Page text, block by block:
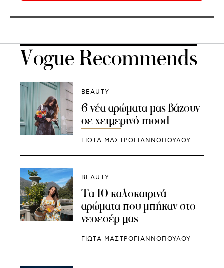
Vogue Recommends
BEAUTY
6 νέα αρώματα μας βάζουν
σε χειμερινό mood
ΓΙΩΤΑ ΜΑΣΤΡΟΓΙΑΝΝΟΠΟΥΛΟΥ
BEAUTY
Τα 10 καλοκαιρινά
αρώματα που μπήκαν στο
νεσεσέρ μας
ΓΙΩΤΑ ΜΑΣΤΡΟΓΙΑΝΝΟΠΟΥΛΟΥ